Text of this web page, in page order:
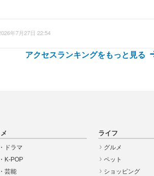
年7月27日 22:54
アクセスランキングをもっと見る
ドラマ
K-POP
芸能
ライフ
グルメ
ペット
ショッピング